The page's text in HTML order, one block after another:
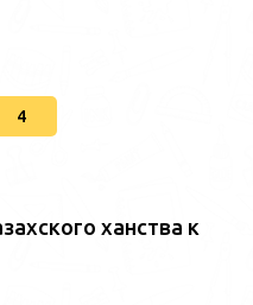
4
ханства к